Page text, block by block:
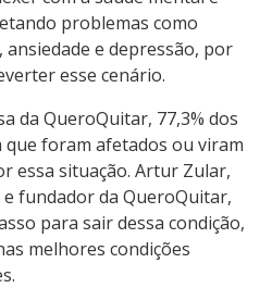
problemas como
e depressão, por
esse cenário.
da QueroQuitar, 77,3% dos
foram afetados ou viram
essa situação. Artur Zular,
fundador da QueroQuitar,
para sair dessa condição,
melhores condições